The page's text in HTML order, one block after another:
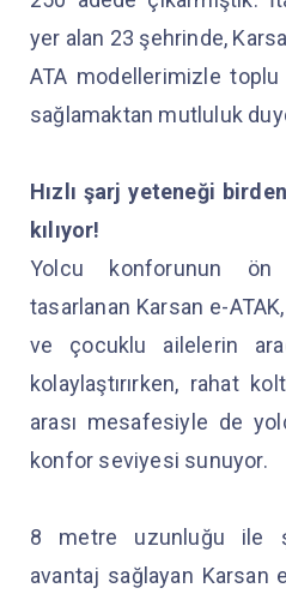
yer alan 23 şehrinde,
ATA modellerimizle toplu
sağlamaktan mutluluk
Hızlı şarj yeteneği
kılıyor!
Yolcu konforunun ön
tasarlanan Karsan e-
ve çocuklu ailelerin
kolaylaştırırken, rahat
arası mesafesiyle de
konfor seviyesi sunuyor.
8 metre uzunluğu ile
avantaj sağlayan Karsan